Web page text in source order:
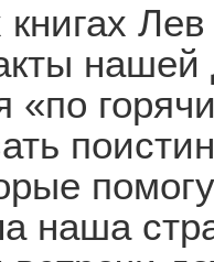
нашей
«по
наша